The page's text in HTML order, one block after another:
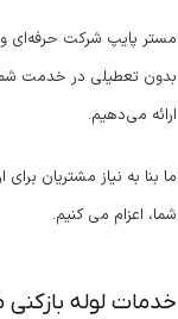
مستر پایپ شرکت حرفه‌ای و
بدون تعطیلی در خدمت
ارائه می‌دهیم.
ما بنا به نیاز مشتریان
شما، اعزام می کنیم.
خدمات لوله